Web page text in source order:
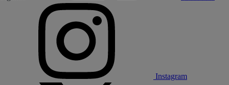
Instagram